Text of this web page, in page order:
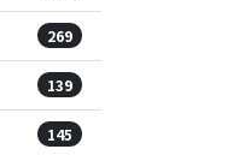
269
139
145